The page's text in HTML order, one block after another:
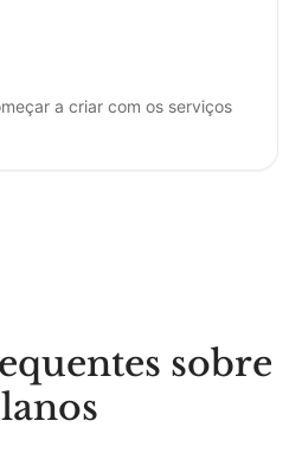
a criar com os serviços
sobre